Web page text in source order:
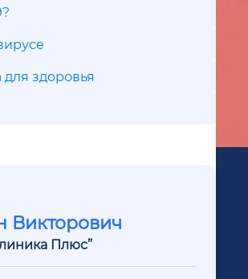
для здоровья
Викторович
Плюс”